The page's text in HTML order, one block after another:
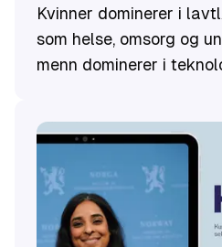
Kvinner dominerer i
som helse, omsorg og
menn dominerer i